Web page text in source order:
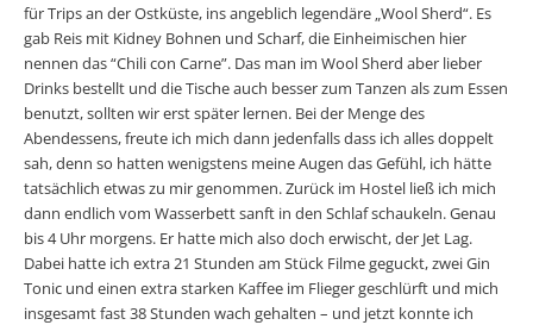
für Trips an der Ostküste, ins angeblich legendäre „Wool Sherd“. Es
gab Reis mit Kidney Bohnen und Scharf, die Einheimischen hier
nennen das “Chili con Carne”. Das man im Wool Sherd aber lieber
Drinks bestellt und die Tische auch besser zum Tanzen als zum Essen
benutzt, sollten wir erst später lernen. Bei der Menge des
Abendessens, freute ich mich dann jedenfalls dass ich alles doppelt
sah, denn so hatten wenigstens meine Augen das Gefühl, ich hätte
tatsächlich etwas zu mir genommen. Zurück im Hostel ließ ich mich
dann endlich vom Wasserbett sanft in den Schlaf schaukeln. Genau
bis 4 Uhr morgens. Er hatte mich also doch erwischt, der Jet Lag.
Dabei hatte ich extra 21 Stunden am Stück Filme geguckt, zwei Gin
Tonic und einen extra starken Kaffee im Flieger geschlürft und mich
insgesamt fast 38 Stunden wach gehalten – und jetzt konnte ich